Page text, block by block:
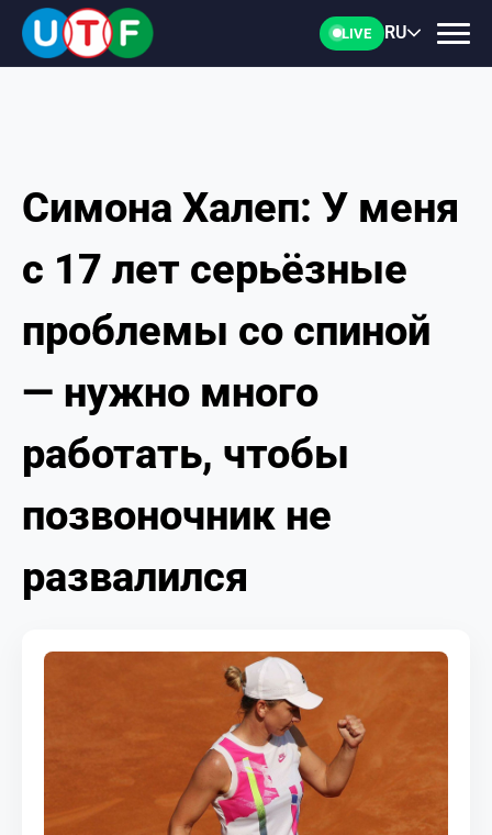
LIVE RU
ГЛАВНАЯ
ФТУ
НОВОСТИ
ДОКУМЕНТЫ
ПЕРСОНАЛИИ
Симона Халеп: У меня
с 17 лет серьёзные
проблемы со спиной
— нужно много
работать, чтобы
позвоночник не
развалился